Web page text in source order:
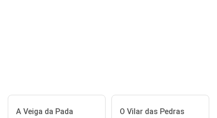
A Veiga da Pada O Vilar das Pedras